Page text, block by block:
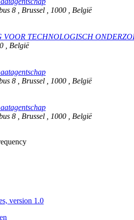
8
Brussel 1000
België
VOOR TECHNOLOGISCH
België
8
Brussel 1000
België
8
Brussel 1000
België
version 1.0